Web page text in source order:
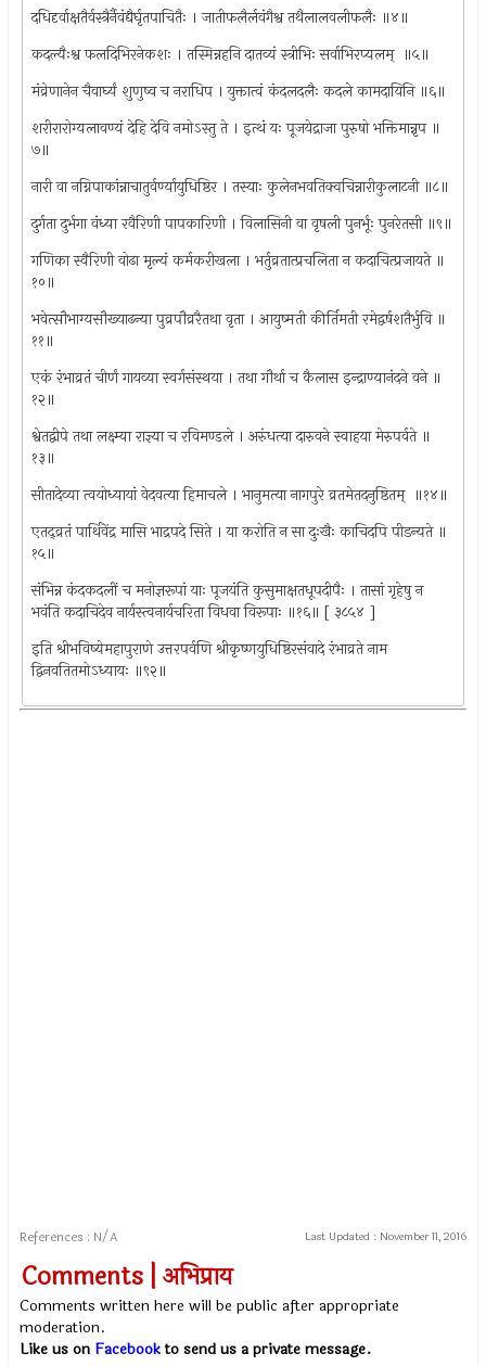
दधिदृर्वाक्षतैर्वस्त्रैर्नैवंद्यैर्घृतपाचितैः । जातीफलैर्लवंगैश्व तथैलालवलीफलैः ॥४॥
कदल्यैःश्व फलदिभिरनेकशः । तस्मिन्नहनि दातव्यं स्त्रीभिः सर्वाभिरप्यलम् ‍ ॥५॥
मंव्रेणानेन चैवार्घ्यं शुणुष्व च नराधिप । युक्तात्वं कंदलदलैः कदले कामदायिनि ॥६॥
शरीरारोग्यलावण्यं देहि देवि नमोऽस्तु ते । इत्थं यः पूजयेद्राजा पुरुषो भक्तिमान्नृप ॥
७॥
नारी वा नग्निपाकांन्नाचातुर्वर्ण्यायुधिष्ठिर । तस्याः कुलेनभवतिक्वचिन्नारीकुलाटनी ॥८॥
दुर्गता दुर्भगा वंध्या रवैरिणी पापकारिणी । विलासिनी वा वृषली पुनर्भूः पुनरेतसी ॥९॥
गणिका स्वैरिणी वोढा मृल्यं कर्मकरीखला । भर्तुव्रतात्प्रचलिता न कदाचित्प्रजायते ॥
१०॥
भवेत्सौभाग्यसौख्याढन्या पुव्रपौव्ररैतथा वृता । आयुष्मती कीर्तिमती रमेद्वर्षशतैर्भुवि ॥
११॥
एकं रंभाव्रतं चीर्णं गायव्या स्वर्गसंस्थया । तथा गौर्था च कैलास इन्द्राण्यानंदने वने ॥
१२॥
श्वेतद्वीपे तथा लक्ष्म्या राज्ञ्या च रविमण्डले । अरुंधत्या दारुवने स्वाहया मेरुपर्वते ॥
१३॥
सीतादेव्या त्वयोध्यायां वेदवत्या हिमाचले । भानुमत्या नागपुरे व्रतमेतदनुष्ठितम् ‍ ॥१४॥
एतद्‍व्रतं पार्थिवेंद्र मासि भाद्रपदे सिते । या करोति न सा दुःखैः काचिदपि पीडन्यते ॥
१५॥
संभिन्न कंदकदलीं च मनोज्ञरूपां याः पूजयंति कुसुमाक्षतधूपदीपैः । तासां गृहेषु न
भवंति कदाचिदेव नार्यस्त्वनार्यचरिता विधवा विरूपाः ॥१६॥ [ ३८५४ ]
इति श्रीभविष्येमहापुराणे उत्तरपर्वणि श्रीकृष्णयुधिष्ठिरसंवादे रंभाव्रते नाम
द्विनवतितमोऽध्यायः ॥९२॥
References : N/A Last Updated : November 11, 2016
Comments | अभिप्राय
Comments written here will be public after appropriate
moderation.
Like us on Facebookto send us a private message.